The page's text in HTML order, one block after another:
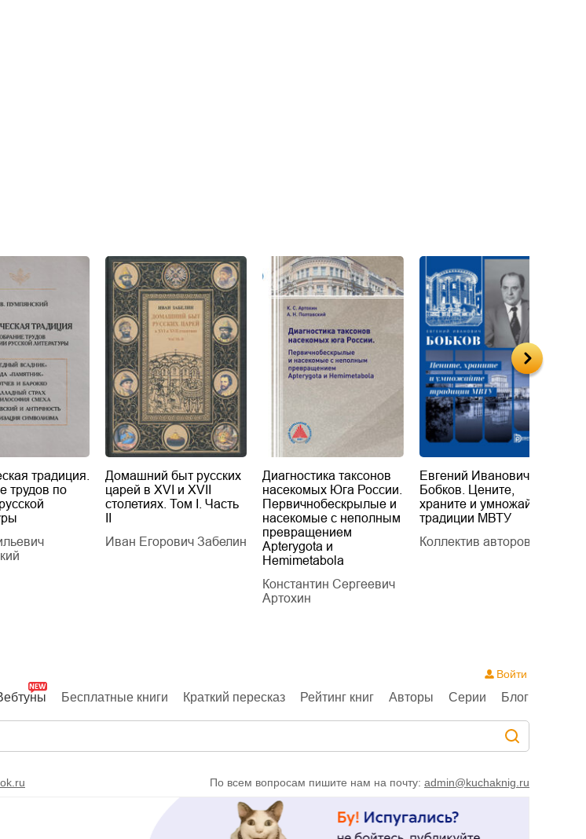
традиция.
трудов по
Домашний быт русских
царей в XVI и XVII
столетиях. Том I. Часть
Иван Егорович Забелин
Диагностика таксонов
насекомых Юга России.
Первичнобескрылые и
насекомые с неполным
превращением
Apterygota и
Hemimetabola
Константин Сергеевич
Артохин
Евгений Иванович
Бобков. Цените,
храните и умножайте
традиции МВТУ
Коллектив авторов
Бесплатные книги Краткий пересказ Рейтинг книг Авторы Серии Блог
Войти
По всем вопросам пишите нам на почту: admin@kuchaknig.ru